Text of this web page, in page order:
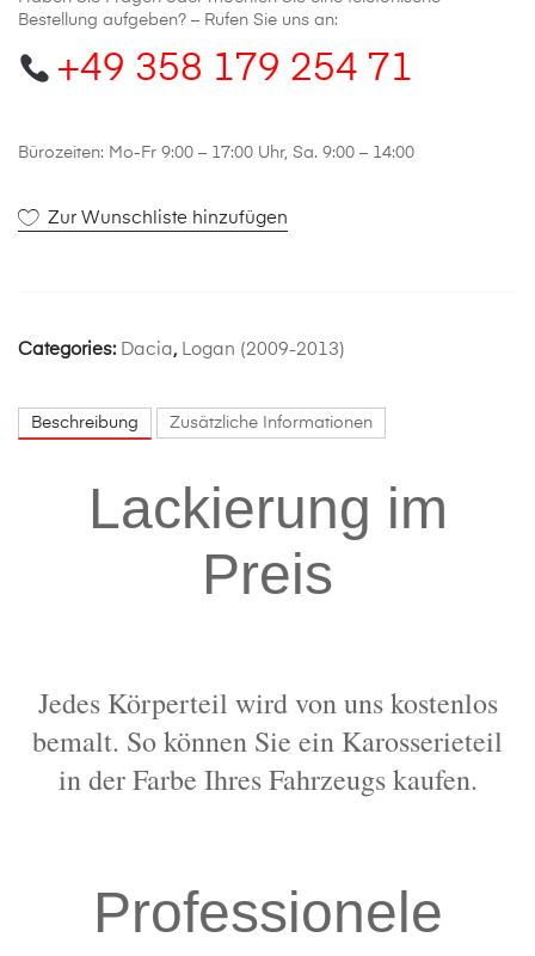
Bestellung aufgeben? – Rufen Sie uns an:
+49 358 179 254 71
Bürozeiten: Mo-Fr 9:00 – 17:00 Uhr, Sa. 9:00 – 14:00
Zur Wunschliste hinzufügen
Categories: Dacia, Logan (2009-2013)
Beschreibung Zusätzliche Informationen
Lackierung im
Preis
Jedes Körperteil wird von uns kostenlos
bemalt. So können Sie ein Karosserieteil
in der Farbe Ihres Fahrzeugs kaufen.
Professionele